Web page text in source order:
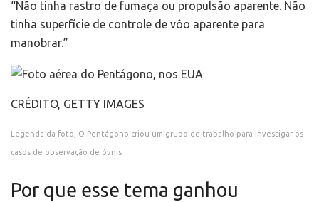
“Não tinha rastro de fumaça ou propulsão aparente. Não
tinha superfície de controle de vôo aparente para
manobrar.”
CRÉDITO, GETTY IMAGES
Legenda da foto, O Pentágono criou um grupo de trabalho para investigar os
casos de observação de óvnis
Por que esse tema ganhou